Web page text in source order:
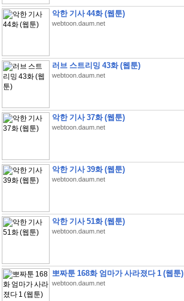
악한 기사 44화 (웹툰)
webtoon.daum.net
러브 스트리밍 43화 (웹툰)
webtoon.daum.net
악한 기사 37화 (웹툰)
webtoon.daum.net
악한 기사 39화 (웹툰)
webtoon.daum.net
악한 기사 51화 (웹툰)
webtoon.daum.net
뽀짜툰 168화 엄마가 사라졌다 1 (웹툰)
webtoon.daum.net